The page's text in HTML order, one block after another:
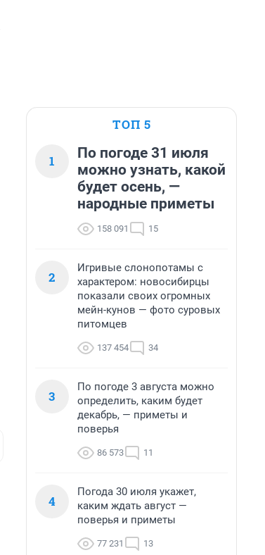
ТОП 5
1
По погоде 31 июля
можно узнать, какой
будет осень, —
народные приметы
158 091 15
2
Игривые слонопотамы с
характером: новосибирцы
показали своих огромных
мейн-кунов — фото суровых
питомцев
137 454 34
3
По погоде 3 августа можно
определить, каким будет
декабрь, — приметы и
поверья
86 573 11
4
Погода 30 июля укажет,
каким ждать август —
поверья и приметы
77 231 13